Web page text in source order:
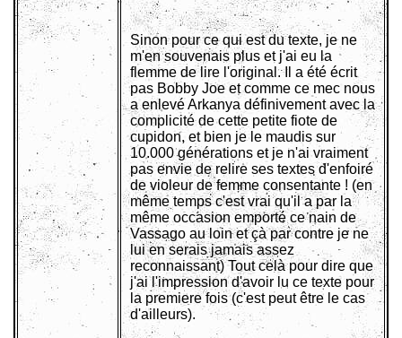
Sinon pour ce qui est du texte, je ne
m'en souvenais plus et j'ai eu la
flemme de lire l'original. Il a été écrit
pas Bobby Joe et comme ce mec nous
a enlevé Arkanya définivement avec la
complicité de cette petite fiote de
cupidon, et bien je le maudis sur
10.000 générations et je n'ai vraiment
pas envie de relire ses textes d'enfoiré
de violeur de femme consentante ! (en
même temps c'est vrai qu'il a par la
même occasion emporté ce nain de
Vassago au loin et çà par contre je ne
lui en serais jamais assez
reconnaissant) Tout celà pour dire que
j'ai l'impression d'avoir lu ce texte pour
la premiere fois (c'est peut être le cas
d'ailleurs).